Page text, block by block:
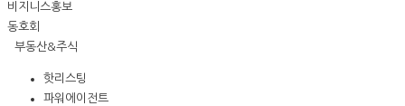
비지니스홍보
동호회
부동산&주식
핫리스팅
파워에이전트